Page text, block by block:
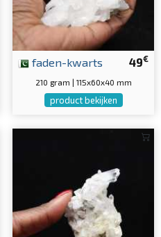
49€
faden-kwarts
210 gram | 115x60x40 mm
product bekijken